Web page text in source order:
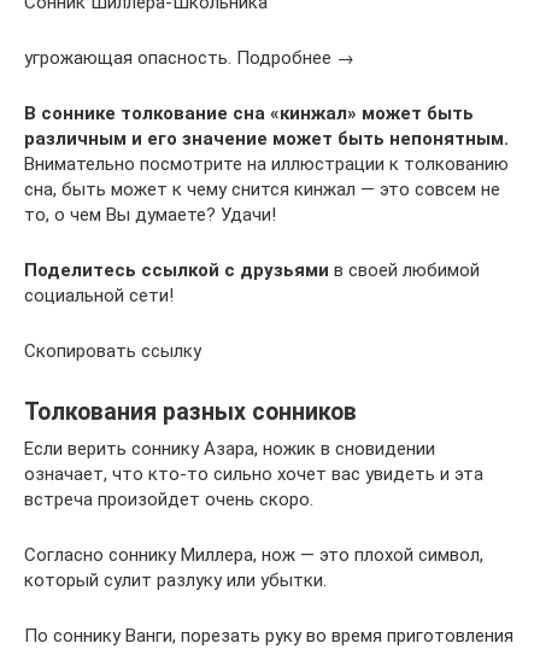
угрожающая опасность. Подробнее →
В соннике толкование сна «кинжал» может быть
различным и его значение может быть непонятным.
Внимательно посмотрите на иллюстрации к толкованию
сна, быть может к чему снится кинжал — это совсем не
то, о чем Вы думаете? Удачи!
Поделитесь ссылкой с друзьями в своей любимой
социальной сети!
Скопировать ссылку
Толкования разных сонников
Если верить соннику Азара, ножик в сновидении
означает, что кто-то сильно хочет вас увидеть и эта
встреча произойдет очень скоро.
Согласно соннику Миллера, нож — это плохой символ,
который сулит разлуку или убытки.
По соннику Ванги, порезать руку во время приготовления